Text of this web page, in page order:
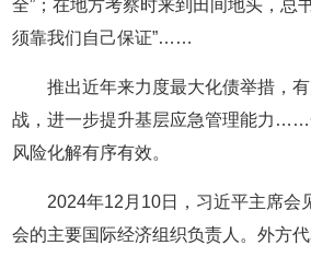
全”；在地方考察时来到田间地头，总
须靠我们自己保证”……
推出近年来力度最大化债举措，
战，进一步提升基层应急管理能力
风险化解有序有效。
2024年12月10日，习近平主席会
会的主要国际经济组织负责人。外方